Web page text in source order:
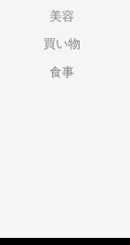
美容
買い物
食事